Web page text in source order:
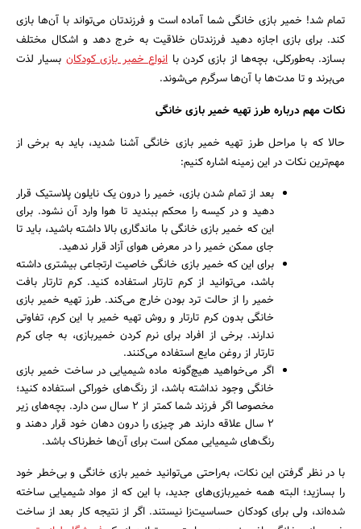
تمام شد! خمیر بازی خانگی شما آماده است و فرزندتان می‌تواند با آن‌ها بازی
کند. برای بازی اجازه دهید فرزندتان خلاقیت به خرج دهد و اشکال مختلف
بسازد. به‌طورکلی، بچه‌ها از بازی کردن با انواع خمیر بازی کودکانبسیار لذت
می‌برند و تا مدت‌ها با آن‌ها سرگرم می‌شوند.
نکات مهم درباره طرز تهیه خمیر بازی خانگی
حالا که با مراحل طرز تهیه خمیر بازی خانگی آشنا شدید، باید به برخی از
مهم‌ترین نکات در این زمینه اشاره کنیم:
بعد از تمام شدن بازی، خمیر را درون یک نایلون پلاستیک قرار
دهید و در کیسه را محکم ببندید تا هوا وارد آن نشود. برای
این که خمیر بازی خانگی با ماندگاری بالا داشته باشید، باید تا
جای ممکن خمیر را در معرض هوای آزاد قرار ندهید.
برای این که خمیر بازی خانگی خاصیت ارتجاعی بیشتری داشته
باشد، می‌توانید از کرم تارتار استفاده کنید. کرم تارتار بافت
خمیر را از حالت ترد بودن خارج می‌کند. طرز تهیه خمیر بازی
خانگی بدون کرم تارتار و روش تهیه خمیر با این کرم، تفاوتی
ندارند. برخی از افراد برای نرم کردن خمیربازی، به جای کرم
تارتار از روغن مایع استفاده می‌کنند.
اگر می‌خواهید هیچ‌گونه ماده شیمیایی در ساخت خمیر بازی
خانگی وجود نداشته باشد، از رنگ‌های خوراکی استفاده کنید؛
مخصوصا اگر فرزند شما کمتر از ۲ سال سن دارد. بچه‌های زیر
۲ سال علاقه دارند هر چیزی را درون دهان خود قرار دهند و
رنگ‌های شیمیایی ممکن است برای آن‌ها خطرناک باشد.
با در نظر گرفتن این نکات، به‌راحتی می‌توانید خمیر بازی خانگی و بی‌خطر خود
را بسازید؛ البته همه خمیربازی‌‌های جدید، با این که از مواد شیمیایی ساخته
شده‌اند، ولی برای کودکان حساسیت‌زا نیستند. اگر از نتیجه کار بعد از ساخت